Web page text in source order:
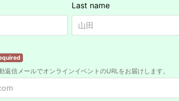
Last name
返信メールでオンラインイベントのURLをお届けします。